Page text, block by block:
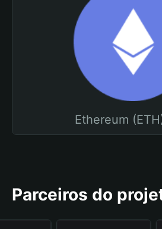
Ethereum
Parceiros do